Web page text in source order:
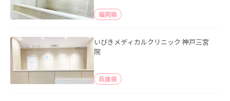
福岡県
いびきメディカルクリニック 神戸三宮
院
兵庫県